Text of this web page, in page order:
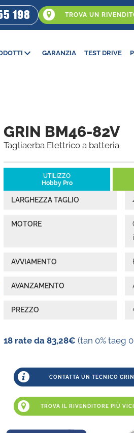
198 TROVA UN
GARANZIA TEST DRIVE
GRIN BM46-82V
Tagliaerba Elettrico a batteria
UTILIZZO
Hobby Pro
LARGHEZZA TAGLIO
MOTORE
AVVIAMENTO
AVANZAMENTO
PREZZO
18 rate da 83,28€ (tan 0% taeg
CONTATTA UN TECNICO GRIN
TROVA IL RIVENDITORE PIÙ